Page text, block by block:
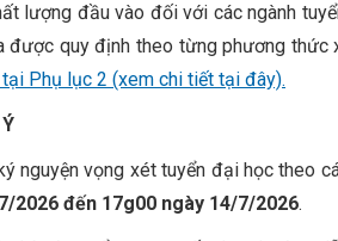
lượng đầu vào đối với các ngành
được quy định theo từng phương thức
Phụ lục 2 (xem chi tiết tại đây).
nguyện vọng xét tuyển đại học theo
2026 đến 17g00 ngày 14/7/2026.